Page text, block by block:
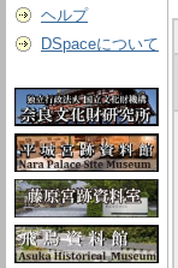
ヘルプ
DSpaceについて